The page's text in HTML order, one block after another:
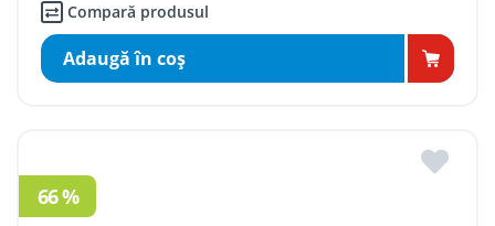
Compară produsul
Adaugă în coş
66 %